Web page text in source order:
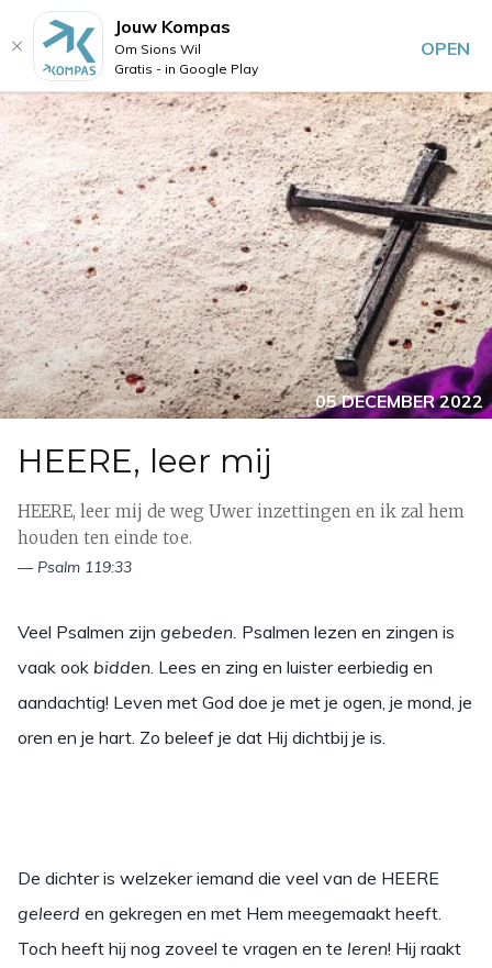
05 DECEMBER 2022
HEERE, leer mij
HEERE, leer mij de weg Uwer inzettingen en ik zal hem
houden ten einde toe.
— Psalm 119:33
Veel Psalmen zijn gebeden. Psalmen lezen en zingen is
vaak ook bidden. Lees en zing en luister eerbiedig en
aandachtig! Leven met God doe je met je ogen, je mond, je
oren en je hart. Zo beleef je dat Hij dichtbij je is.
De dichter is welzeker iemand die veel van de HEERE
geleerd en gekregen en met Hem meegemaakt heeft.
Toch heeft hij nog zoveel te vragen en te leren! Hij raakt
Jouw Kompas
Om Sions Wil
Gratis - in Google Play
OPEN